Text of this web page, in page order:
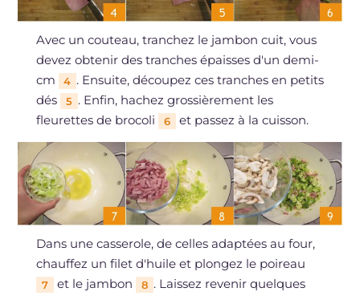
Avec un couteau, tranchez le jambon cuit, vous
devez obtenir des tranches épaisses d'un demi-
cm
4 . Ensuite, découpez ces tranches en petits
dés
5 . Enfin, hachez grossièrement les
fleurettes de brocoli
6 et passez à la cuisson.
Dans une casserole, de celles adaptées au four,
chauffez un filet d'huile et plongez le poireau
7 et le jambon 8 . Laissez revenir quelques